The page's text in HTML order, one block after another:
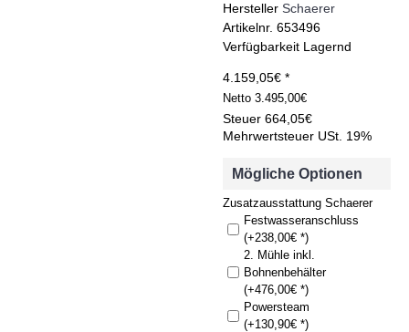
Hersteller Schaerer
Artikelnr. 653496
Verfügbarkeit Lagernd
4.159,05€ *
Netto 3.495,00€
Steuer 664,05€
Mehrwertsteuer USt. 19%
Mögliche Optionen
Zusatzausstattung Schaerer
Festwasseranschluss
(+238,00€ *)
2. Mühle inkl.
Bohnenbehälter
(+476,00€ *)
Powersteam
(+130,90€ *)